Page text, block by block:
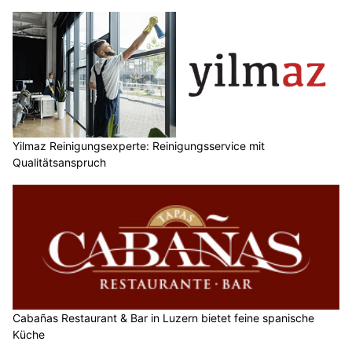
Yilmaz Reinigungsexperte: Reinigungsservice mit
Qualitätsanspruch
Cabañas Restaurant & Bar in Luzern bietet feine spanische
Küche